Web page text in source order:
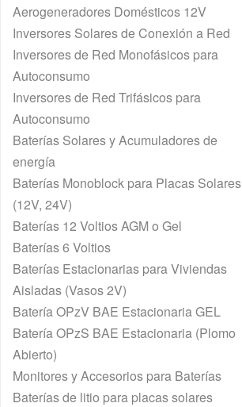
Aerogeneradores Domésticos 12V
Inversores Solares de Conexión a Red
Inversores de Red Monofásicos para
Autoconsumo
Inversores de Red Trifásicos para
Autoconsumo
Baterías Solares y Acumuladores de
energía
Baterías Monoblock para Placas Solares
(12V, 24V)
Baterías 12 Voltios AGM o Gel
Baterías 6 Voltios
Baterías Estacionarias para Viviendas
Aisladas (Vasos 2V)
Batería OPzV BAE Estacionaria GEL
Batería OPzS BAE Estacionaria (Plomo
Abierto)
Monitores y Accesorios para Baterías
Baterías de litio para placas solares